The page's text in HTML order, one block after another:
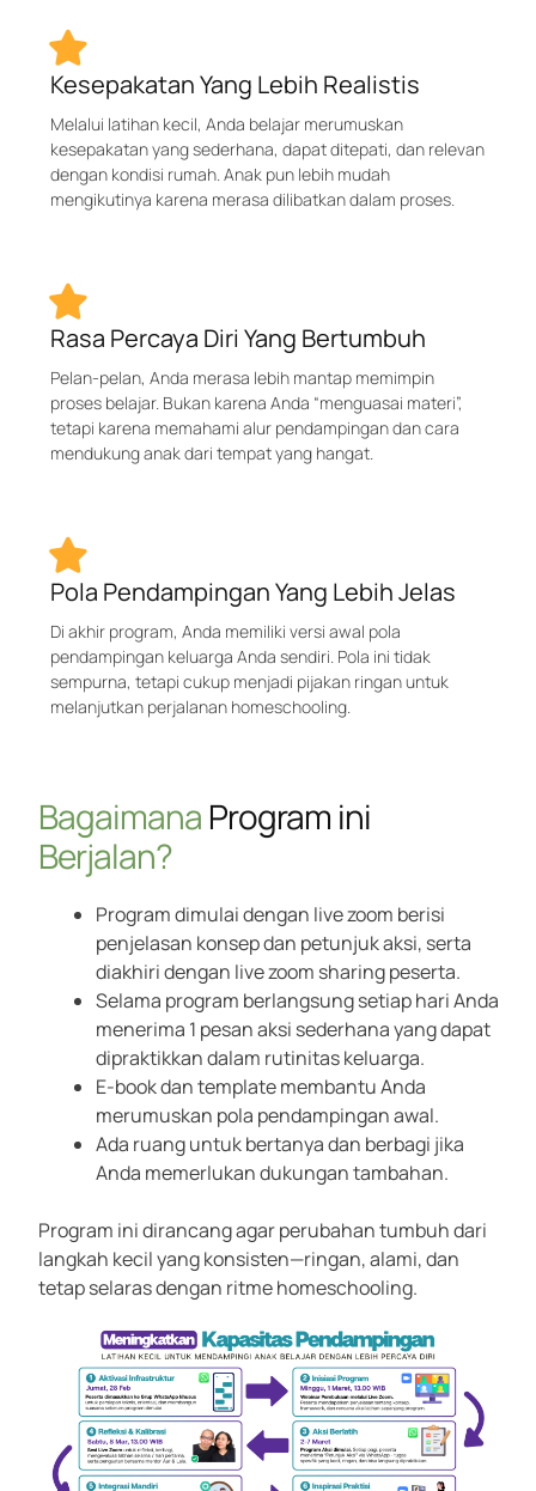
Kesepakatan Yang Lebih Realistis
Melalui latihan kecil, Anda belajar merumuskan
kesepakatan yang sederhana, dapat ditepati, dan relevan
dengan kondisi rumah. Anak pun lebih mudah
mengikutinya karena merasa dilibatkan dalam proses.
Rasa Percaya Diri Yang Bertumbuh
Pelan-pelan, Anda merasa lebih mantap memimpin
proses belajar. Bukan karena Anda “menguasai materi”,
tetapi karena memahami alur pendampingan dan cara
mendukung anak dari tempat yang hangat.
Pola Pendampingan Yang Lebih Jelas
Di akhir program, Anda memiliki versi awal pola
pendampingan keluarga Anda sendiri. Pola ini tidak
sempurna, tetapi cukup menjadi pijakan ringan untuk
melanjutkan perjalanan homeschooling.
Bagaimana Program ini
Berjalan?
Program dimulai dengan live zoom berisi
penjelasan konsep dan petunjuk aksi, serta
diakhiri dengan live zoom sharing peserta.
Selama program berlangsung setiap hari Anda
menerima 1 pesan aksi sederhana yang dapat
dipraktikkan dalam rutinitas keluarga.
E-book dan template membantu Anda
merumuskan pola pendampingan awal.
Ada ruang untuk bertanya dan berbagi jika
Anda memerlukan dukungan tambahan.
Program ini dirancang agar perubahan tumbuh dari
langkah kecil yang konsisten—ringan, alami, dan
tetap selaras dengan ritme homeschooling.